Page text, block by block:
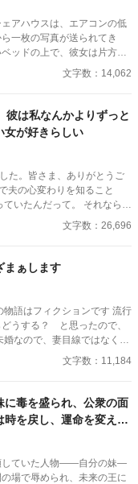
アハウスは、エアコンの低
一枚の写真が送られてき
ッドの上で、彼女は片方の
しい赤い痕が残っていた。
れど、画面の端に映った
、近年は医療・介護施設へ
りとして、著名な卒業生で
る人物として、たびたび私
文字数：14,062
は私なんかよりずっと
女が好きらしい
た。皆さま、ありがとうご
いたんだって。 それならそ
結婚なんて しなかった。 呆
にした。 それなの
滉星《ひびのこうせい》32
32才 ◇ 石田唯 29才
也 25才 ひまり
の転職先の先輩(鉄道会社) 2025.4.11 完結 25649字
文字数：26,696
まぁします
語はフィクションです 流行
うする？ と思ったので、
なので、妻目線ではなく娘
文字数：11,184
毒を盛られ、公衆の面
を戻し、運命を変えに
していた人物――自分の妹―
場で辱められ、未来の王に